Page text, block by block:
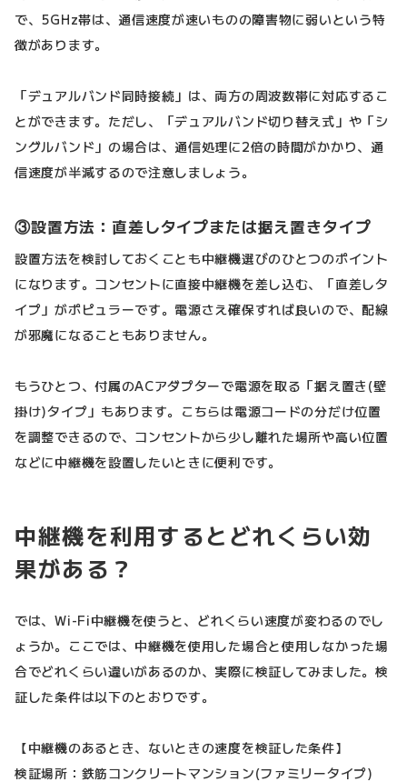
で、5GHz帯は、通信速度が速いものの障害物に弱いという特
徴があります。
「デュアルバンド同時接続」は、両方の周波数帯に対応するこ
とができます。ただし、「デュアルバンド切り替え式」や「シ
ングルバンド」の場合は、通信処理に2倍の時間がかかり、通
信速度が半減するので注意しましょう。
③設置方法：直差しタイプまたは据え置きタイプ
設置方法を検討しておくことも中継機選びのひとつのポイント
になります。コンセントに直接中継機を差し込む、「直差しタ
イプ」がポピュラーです。電源さえ確保すれば良いので、配線
が邪魔になることもありません。
もうひとつ、付属のACアダプターで電源を取る「据え置き(壁
掛け)タイプ」もあります。こちらは電源コードの分だけ位置
を調整できるので、コンセントから少し離れた場所や高い位置
などに中継機を設置したいときに便利です。
中継機を利用するとどれくらい効
果がある？
では、Wi-Fi中継機を使うと、どれくらい速度が変わるのでし
ょうか。ここでは、中継機を使用した場合と使用しなかった場
合でどれくらい違いがあるのか、実際に検証してみました。検
証した条件は以下のとおりです。
【中継機のあるとき、ないときの速度を検証した条件】
検証場所：鉄筋コンクリートマンション(ファミリータイプ)